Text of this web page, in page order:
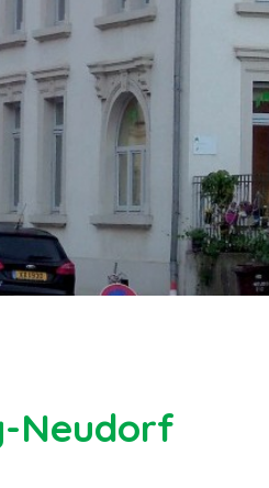
Neudorf